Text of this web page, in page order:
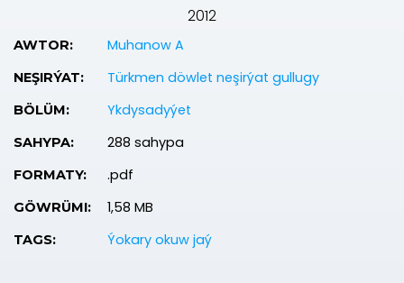
2012
AWTOR: Muhanow A
NEŞIRÝAT: Türkmen döwlet neşirýat gullugy
BÖLÜM: Ykdysadyýet
SAHYPA: 288 sahypa
FORMATY: .pdf
GÖWRÜMI: 1,58 MB
TAGS: Ýokary okuw jaý